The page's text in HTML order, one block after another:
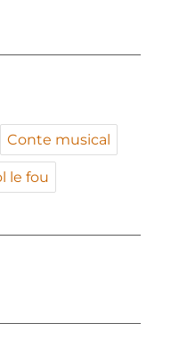
Conte musical
le fou